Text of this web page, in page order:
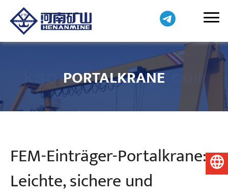
PORTALKRANE
FEM-Einträger-Portalkrane:
Leichte, sichere und
Deutsch